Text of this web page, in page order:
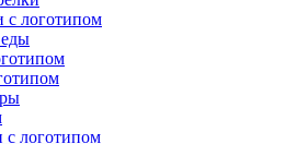
с логотипом
с логотипом